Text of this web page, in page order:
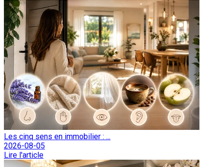
Les cinq sens en immobilier : ...
2026-08-05
Lire l'article